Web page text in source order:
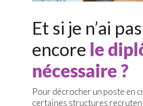
Et si je n’ai pas
encore le
nécessaire ?
Pour décrocher un poste en
certaines structures